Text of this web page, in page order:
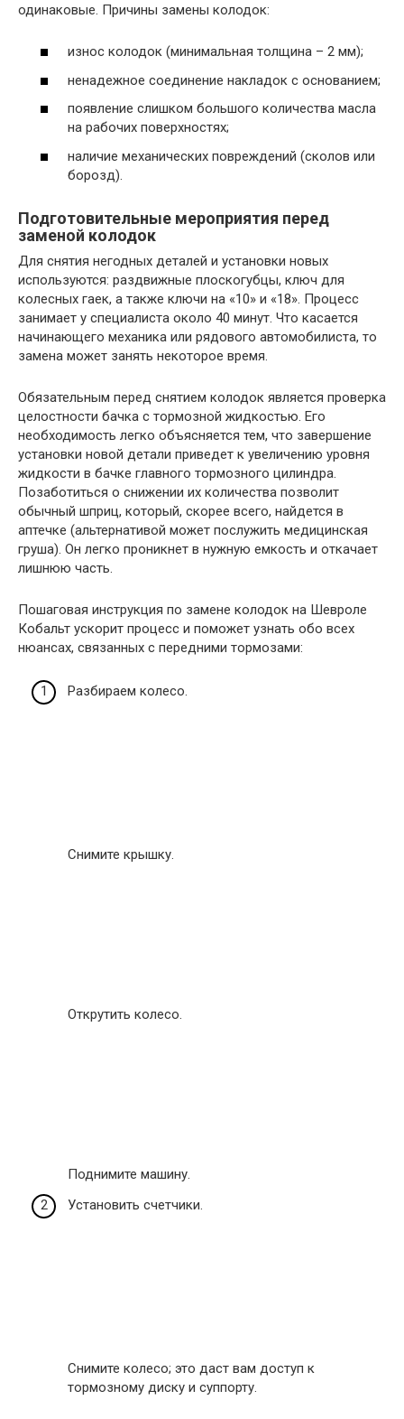
одинаковые. Причины замены колодок:
износ колодок (минимальная толщина – 2 мм);
ненадежное соединение накладок с основанием;
появление слишком большого количества масла
на рабочих поверхностях;
наличие механических повреждений (сколов или
борозд).
Подготовительные мероприятия перед
заменой колодок
Для снятия негодных деталей и установки новых
используются: раздвижные плоскогубцы, ключ для
колесных гаек, а также ключи на «10» и «18». Процесс
занимает у специалиста около 40 минут. Что касается
начинающего механика или рядового автомобилиста, то
замена может занять некоторое время.
Обязательным перед снятием колодок является проверка
целостности бачка с тормозной жидкостью. Его
необходимость легко объясняется тем, что завершение
установки новой детали приведет к увеличению уровня
жидкости в бачке главного тормозного цилиндра.
Позаботиться о снижении их количества позволит
обычный шприц, который, скорее всего, найдется в
аптечке (альтернативой может послужить медицинская
груша). Он легко проникнет в нужную емкость и откачает
лишнюю часть.
Пошаговая инструкция по замене колодок на Шевроле
Кобальт ускорит процесс и поможет узнать обо всех
нюансах, связанных с передними тормозами:
Разбираем колесо.
Снимите крышку.
Открутить колесо.
Поднимите машину.
Установить счетчики.
Снимите колесо; это даст вам доступ к
тормозному диску и суппорту.